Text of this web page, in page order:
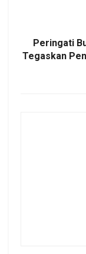
Peringati
Tegaskan